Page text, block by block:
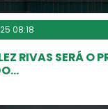
08:18
RIVAS SERÁ O